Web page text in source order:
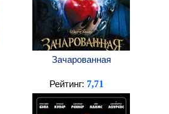
Зачарованная
Рейтинг: 7,71